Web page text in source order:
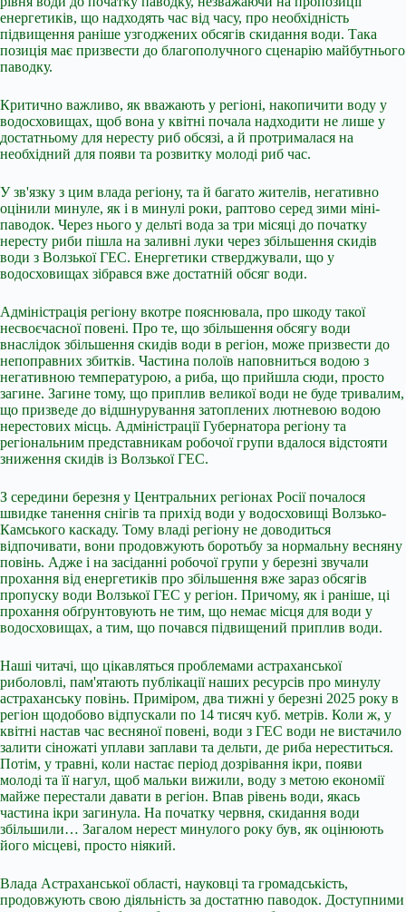
енергетиків, що надходять час від часу, про необхідність
підвищення раніше узгоджених обсягів скидання води. Така
позиція має призвести до благополучного сценарію майбутнього
паводку.
Критично важливо, як вважають у регіоні, накопичити воду у
водосховищах, щоб вона у квітні почала надходити не лише у
достатньому для нересту риб обсязі, а й протрималася на
необхідний для появи та розвитку молоді риб час.
У зв'язку з цим влада регіону, та й багато жителів, негативно
оцінили минуле, як і в минулі роки, раптово серед зими міні-
паводок. Через нього у дельті вода за три місяці до початку
нересту риби пішла на заливні луки через збільшення скидів
води з Волзької ГЕС. Енергетики стверджували, що у
водосховищах зібрався вже достатній обсяг води.
Адміністрація регіону вкотре пояснювала, про шкоду такої
несвоєчасної повені. Про те, що збільшення обсягу води
внаслідок збільшення скидів води в регіон, може призвести до
непоправних збитків. Частина полоїв наповниться водою з
негативною температурою, а риба, що прийшла сюди, просто
загине. Загине тому, що приплив великої води не буде тривалим,
що призведе до відшнурування затоплених лютневою водою
нерестових місць. Адміністрації Губернатора регіону та
регіональним представникам робочої групи вдалося відстояти
зниження скидів із Волзької ГЕС.
З середини березня у Центральних регіонах Росії почалося
швидке танення снігів та прихід води у водосховищі Волзько-
Камського каскаду. Тому владі регіону не доводиться
відпочивати, вони продовжують боротьбу за нормальну весняну
повінь. Адже і на засіданні робочої групи у березні звучали
прохання від енергетиків про збільшення вже зараз обсягів
пропуску води Волзької ГЕС у регіон. Причому, як і раніше, ці
прохання обґрунтовують не тим, що немає місця для води у
водосховищах, а тим, що почався підвищений приплив води.
Наші читачі, що цікавляться проблемами астраханської
риболовлі, пам'ятають публікації наших ресурсів про минулу
астраханську повінь. Приміром, два тижні у березні 2025 року в
регіон щодобово відпускали по 14 тисяч куб. метрів. Коли ж, у
квітні настав час весняної повені, води з ГЕС води не вистачило
залити сіножаті уплави заплави та дельти, де риба нереститься.
Потім, у травні, коли настає період дозрівання ікри, появи
молоді та її нагул, щоб мальки вижили, воду з метою економії
майже перестали давати в регіон. Впав рівень води, якась
частина ікри загинула. На початку червня, скидання води
збільшили… Загалом нерест минулого року був, як оцінюють
його місцеві, просто ніякий.
Влада Астраханської області, науковці та громадськість,
продовжують свою діяльність за достатню паводок. Доступними